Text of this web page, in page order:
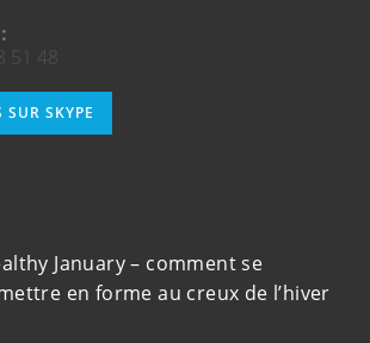
51 48
SUR SKYPE
dans
January – comment se
en forme au creux de l’hiver